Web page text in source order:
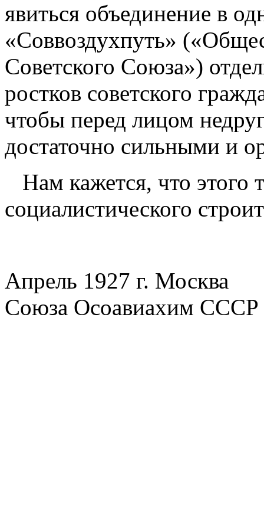
явиться объединение в
«Соввоздухпуть»
Советского Союза»)
ростков советского
чтобы перед лицом
достаточно сильными и
Нам кажется, что этого
социалистического
Апрель 1927 г. Москва
Союза Осоавиахим СССР